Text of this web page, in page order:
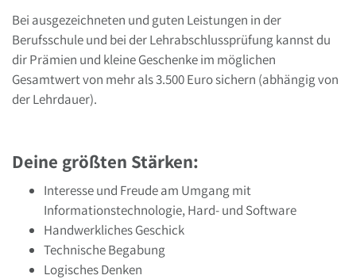
Bei ausgezeichneten und guten Leistungen in der
Berufsschule und bei der Lehrabschlussprüfung kannst du
dir Prämien und kleine Geschenke im möglichen
Gesamtwert von mehr als 3.500 Euro sichern (abhängig von
der Lehrdauer).
Deine größten Stärken:
Interesse und Freude am Umgang mit
Informationstechnologie, Hard- und Software
Handwerkliches Geschick
Technische Begabung
Logisches Denken